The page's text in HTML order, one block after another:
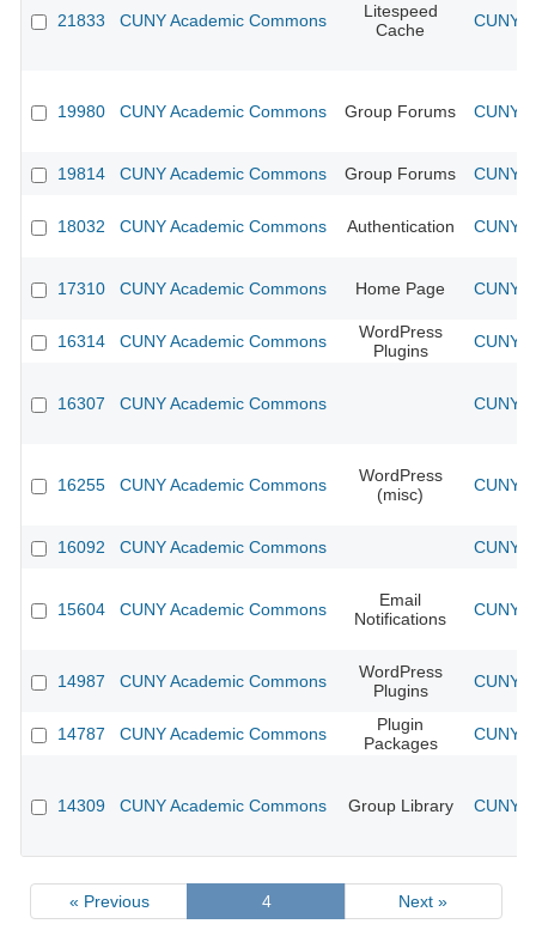
21833 CUNY Academic Commons
Litespeed
Cache
CUNY
19980 CUNY Academic Commons Group Forums CUNY
19814 CUNY Academic Commons Group Forums CUNY
18032 CUNY Academic Commons Authentication CUNY
17310 CUNY Academic Commons Home Page CUNY
16314 CUNY Academic Commons
WordPress
Plugins
CUNY
16307 CUNY Academic Commons CUNY
16255 CUNY Academic Commons
WordPress
(misc)
CUNY
16092 CUNY Academic Commons CUNY
15604 CUNY Academic Commons
Email
Notifications
CUNY
14987 CUNY Academic Commons
WordPress
Plugins
CUNY
14787 CUNY Academic Commons
Plugin
Packages
CUNY
14309 CUNY Academic Commons Group Library CUNY
« Previous 4 Next »